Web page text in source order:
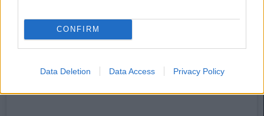
CONFIRM
Data Deletion Data Access Privacy Policy